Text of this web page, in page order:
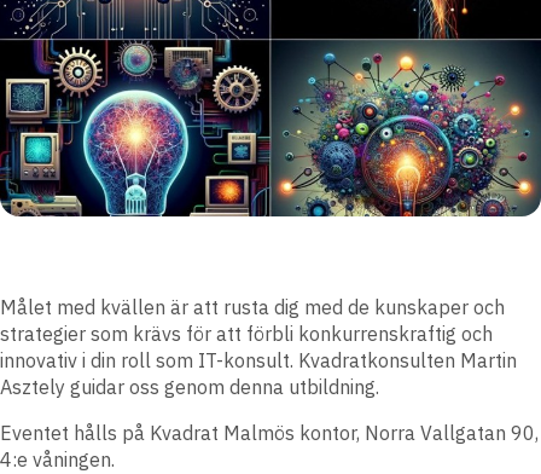
Målet med kvällen är att rusta dig med de kunskaper och
strategier som krävs för att förbli konkurrenskraftig och
innovativ i din roll som IT-konsult. Kvadratkonsulten Martin
Asztely guidar oss genom denna utbildning.
Eventet hålls på Kvadrat Malmös kontor, Norra Vallgatan 90,
4:e våningen.